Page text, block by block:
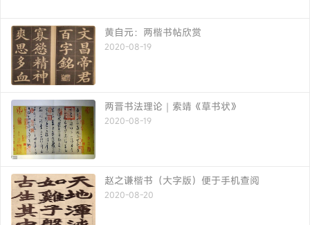
黄自元：两楷书帖欣赏
2020-08-19
两晋书法理论｜索靖《草书状》
2020-08-19
赵之谦楷书（大字版）便于手机查阅
2020-08-20